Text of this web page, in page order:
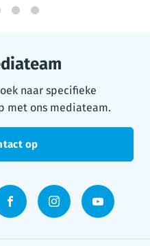
naar specifieke
met ons mediateam.
op